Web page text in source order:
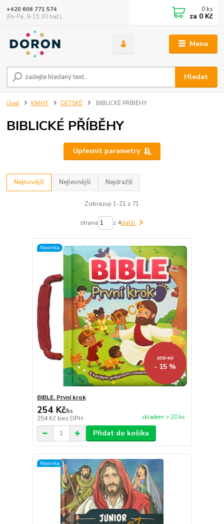
Menu
Hledat
+420 606 771 574
(Po-Pá, 8-15:30 hod.)
0 ks
za 0 Kč
Úvod KNIHY DĚTSKÉ BIBLICKÉ PŘÍBĚHY
BIBLICKÉ PŘÍBĚHY
Upřesnit parametry
Nejnovější Nejlevnější Nejdražší
Zobrazuji 1-21 z 71
strana z 4další
Novinka
298 Kč
- 15 %
BIBLE. První krok
254 Kč/ks
254 Kč bez DPH skladem > 20 ks
Přidat do košíku
Novinka